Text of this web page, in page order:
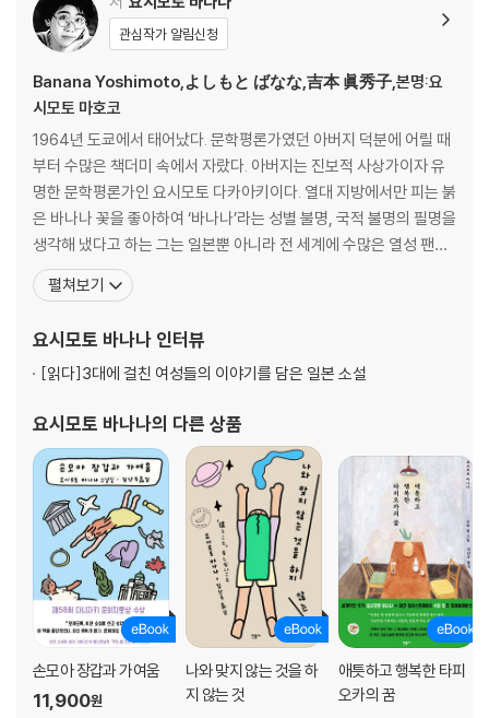
잉게 씨 · 84
파란 밤 다시 · 89
리조트의 바다 · 94
열이 오를 때 꾸는 꿈 · 99
타임머신! 부탁할게 · 104
게이오선이 달리는 어느 동네에서 · 109
어느 남자 꿈 · 114
나이 든 게이여, 어디로 가려나 · 120
관심작가 알림신청
Banana Yoshimoto,よしもと ばなな,吉本 眞秀子,본명:요
시모토 마호코
1964년 도쿄에서 태어났다. 문학평론가였던 아버지 덕분에 어릴 때
부터 수많은 책더미 속에서 자랐다. 아버지는 진보적 사상가이자 유
명한 문학평론가인 요시모토 다카아키이다. 열대 지방에서만 피는 붉
은 바나나 꽃을 좋아하여 ‘바나나’라는 성별 불명, 국적 불명의 필명을
생각해 냈다고 하는 그는 일본뿐 아니라 전 세계에 수많은 열성 팬을
가지고 있다. 1987년 일본대학 예술학부를 졸업하면서 졸업작품으
로 쓴 「달빛 그림자」로 예술학부 부장상을 탔고, 1988년 데뷔작으로
받았다. 1989년 『츠구미』로 제
펼쳐보기
요시모토 바나나 인터뷰
[읽다]3대에 걸친 여성들의 이야기를 담은 일본 소설
요시모토 바나나의 다른 상품
손모아 장갑과 가여움
11,900원
나와 맞지 않는 것을 하
지 않는 것
애틋하고 행복한 타피
오카의 꿈